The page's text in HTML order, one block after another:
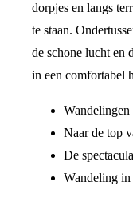
dorpjes en langs
te staan.
de schone lucht en
in een comfortabel
Naar de top
De
Wandeling in